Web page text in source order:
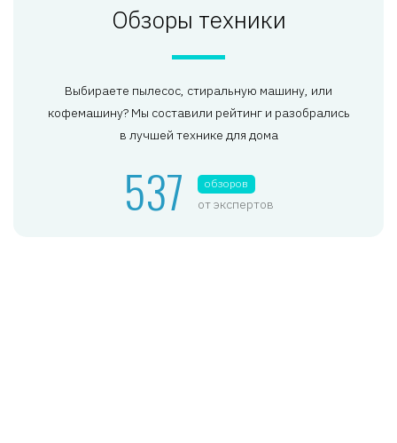
Обзоры техники
Выбираете пылесос, стиральную машину, или
кофемашину? Мы составили рейтинг и разобрались
в лучшей технике для дома
537 обзоров
от экспертов